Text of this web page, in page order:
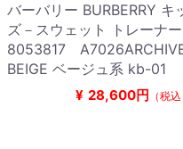
バーバリー BURBERRY キ
ズ－スウェット トレーナー
8053817
BEIGE ベージュ系 kb-01
¥ 28,600円 （税込